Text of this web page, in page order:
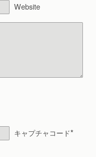
Website
キャプチャコード*